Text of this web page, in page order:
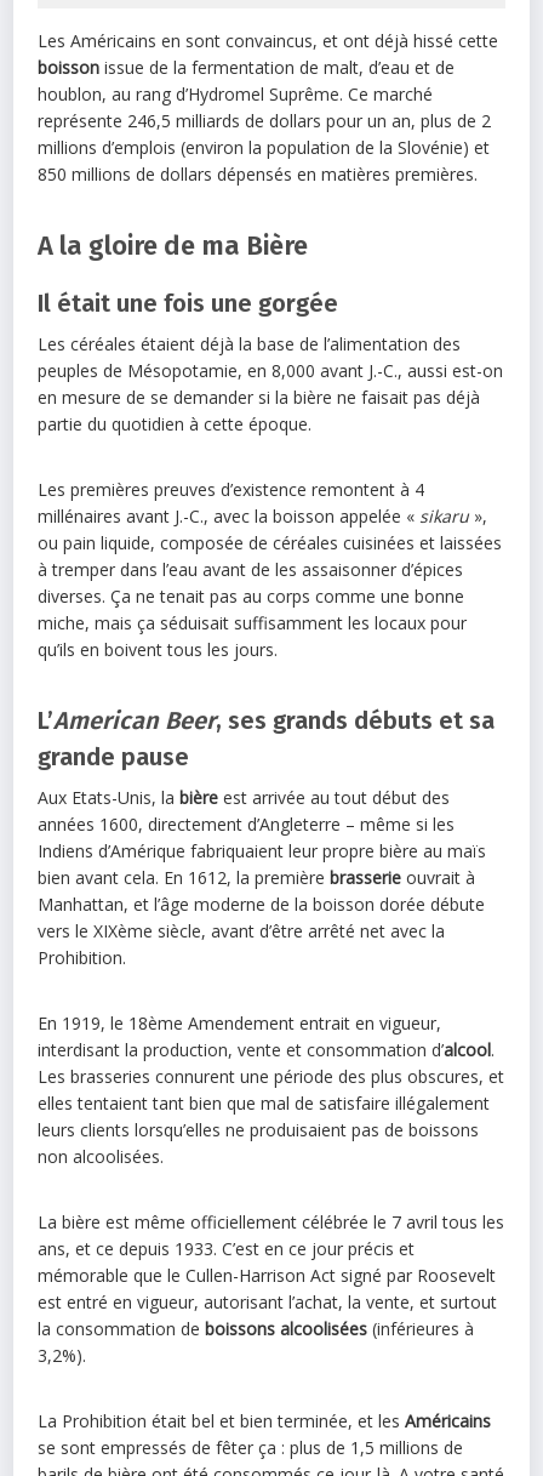
Les Américains en sont convaincus, et ont déjà hissé cette
boisson issue de la fermentation de malt, d’eau et de
houblon, au rang d’Hydromel Suprême. Ce marché
représente 246,5 milliards de dollars pour un an, plus de 2
millions d’emplois (environ la population de la Slovénie) et
850 millions de dollars dépensés en matières premières.
A la gloire de ma Bière
Il était une fois une gorgée
Les céréales étaient déjà la base de l’alimentation des
peuples de Mésopotamie, en 8,000 avant J.-C., aussi est-on
en mesure de se demander si la bière ne faisait pas déjà
partie du quotidien à cette époque.
Les premières preuves d’existence remontent à 4
millénaires avant J.-C., avec la boisson appelée « sikaru »,
ou pain liquide, composée de céréales cuisinées et laissées
à tremper dans l’eau avant de les assaisonner d’épices
diverses. Ça ne tenait pas au corps comme une bonne
miche, mais ça séduisait suffisamment les locaux pour
qu’ils en boivent tous les jours.
L’American Beer, ses grands débuts et sa
grande pause
Aux Etats-Unis, labière est arrivée au tout début des
années 1600, directement d’Angleterre – même si les
Indiens d’Amérique fabriquaient leur propre bière au maïs
bien avant cela. En 1612, la premièrebrasserie ouvrait à
Manhattan, et l’âge moderne de la boisson dorée débute
vers le XIXème siècle, avant d’être arrêté net avec la
Prohibition.
En 1919, le 18ème Amendement entrait en vigueur,
interdisant la production, vente et consommation d’alcool.
Les brasseries connurent une période des plus obscures, et
elles tentaient tant bien que mal de satisfaire illégalement
leurs clients lorsqu’elles ne produisaient pas de boissons
non alcoolisées.
La bière est même officiellement célébrée le 7 avril tous les
ans, et ce depuis 1933. C’est en ce jour précis et
mémorable que le Cullen-Harrison Act signé par Roosevelt
est entré en vigueur, autorisant l’achat, la vente, et surtout
la consommation deboissons alcoolisées (inférieures à
3,2%).
La Prohibition était bel et bien terminée, et lesAméricains
se sont empressés de fêter ça : plus de 1,5 millions de